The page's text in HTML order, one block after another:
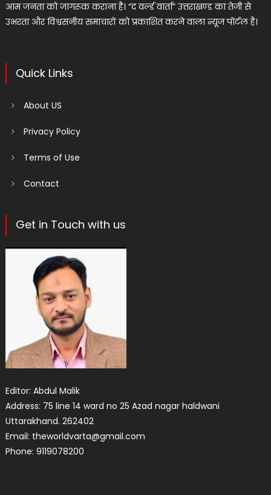
आम जनता को जागरूक कराना है। “द वर्ल्ड वार्ता” उत्तराखण्ड का तेजी से
उभरता और विश्वसनीय समाचारों को प्रकाशित करने वाला न्यूज पोर्टल है।
Quick Links
About US
Privacy Policy
Terms of Use
Contact
Get in Touch with us
Editor: Abdul Malik
Address: 75 line 14 ward no 25 Azad nagar haldwani
Uttarakhand. 262402
Email: theworldvarta@gmail.com
Phone: 9119078200